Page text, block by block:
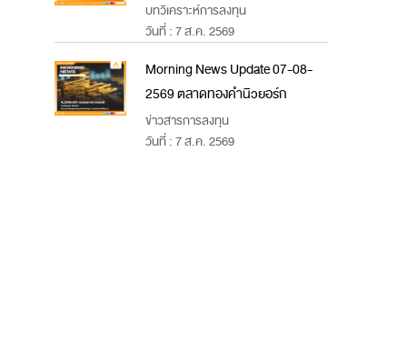
บทวิเคราะห์การลงทุน
วันที่ : 7 ส.ค. 2569
Morning News Update 07-08-
2569 ตลาดทองคำนิวยอร์ก
ข่าวสารการลงทุน
วันที่ : 7 ส.ค. 2569